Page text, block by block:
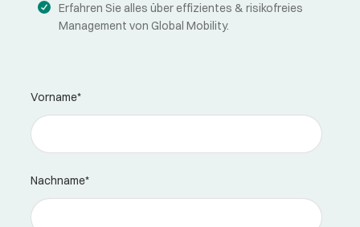
Erfahren Sie alles über effizientes & risikofreies
Management von Global Mobility.
Vorname*
Nachname*